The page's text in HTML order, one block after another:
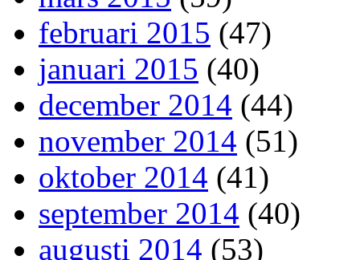
februari 2015 (47)
januari 2015 (40)
december 2014 (44)
november 2014 (51)
oktober 2014 (41)
september 2014 (40)
augusti 2014 (53)